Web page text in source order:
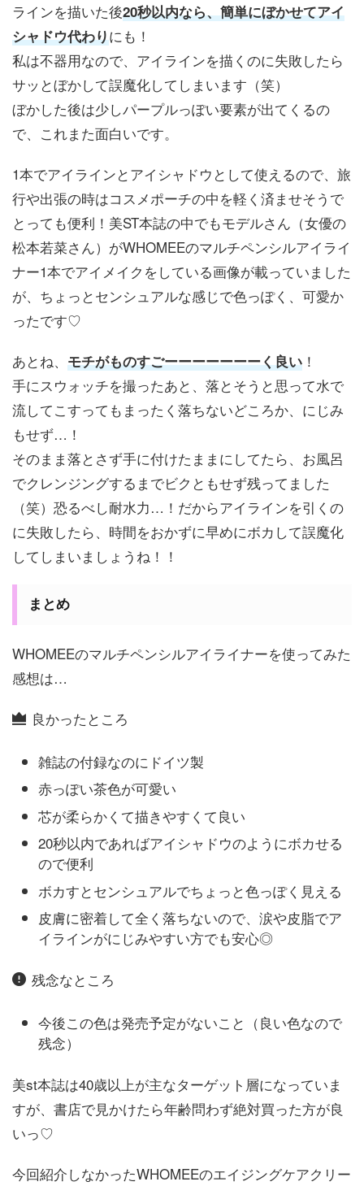
ラインを描いた後20秒以内なら、簡単にぼかせてアイ
シャドウ代わりにも！
私は不器用なので、アイラインを描くのに失敗したら
サッとぼかして誤魔化してしまいます（笑）
ぼかした後は少しパープルっぽい要素が出てくるの
で、これまた面白いです。
1本でアイラインとアイシャドウとして使えるので、旅
行や出張の時はコスメポーチの中を軽く済ませそうで
とっても便利！美ST本誌の中でもモデルさん（女優の
松本若菜さん）がWHOMEEのマルチペンシルアイライ
ナー1本でアイメイクをしている画像が載っていました
が、ちょっとセンシュアルな感じで色っぽく、可愛か
ったです♡
あとね、 モチがものすごーーーーーーーく良い ！
手にスウォッチを撮ったあと、落とそうと思って水で
流してこすってもまったく落ちないどころか、にじみ
もせず…！
そのまま落とさず手に付けたままにしてたら、お風呂
でクレンジングするまでビクともせず残ってました
（笑）恐るべし耐水力…！だからアイラインを引くの
に失敗したら、時間をおかずに早めにボカして誤魔化
してしまいましょうね！！
まとめ
WHOMEEのマルチペンシルアイライナーを使ってみた
感想は…
良かったところ
雑誌の付録なのにドイツ製
赤っぽい茶色が可愛い
芯が柔らかくて描きやすくて良い
20秒以内であればアイシャドウのようにボカせる
ので便利
ボカすとセンシュアルでちょっと色っぽく見える
皮膚に密着して全く落ちないので、涙や皮脂でア
イラインがにじみやすい方でも安心◎
残念なところ
今後この色は発売予定がないこと（良い色なので
残念）
美st本誌は40歳以上が主なターゲット層になっていま
すが、書店で見かけたら年齢問わず絶対買った方が良
いっ♡
今回紹介しなかったWHOMEEのエイジングケアクリー